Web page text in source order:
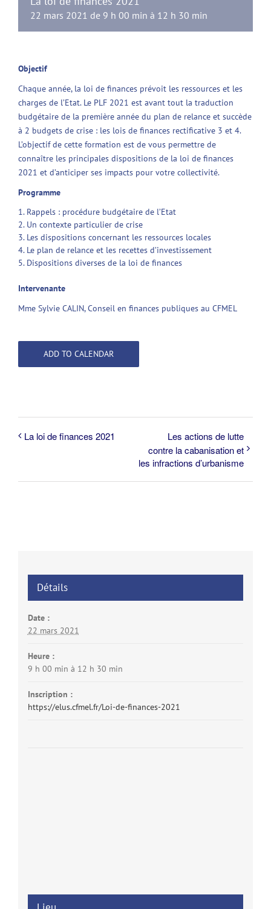
22 mars 2021 de 9 h 00 min à 12 h 30 min
Objectif
Chaque année, la loi de finances prévoit les ressources et les
charges de l’Etat. Le PLF 2021 est avant tout la traduction
budgétaire de la première année du plan de relance et succède
à 2 budgets de crise : les lois de finances rectificative 3 et 4.
L’objectif de cette formation est de vous permettre de
connaître les principales dispositions de la loi de finances
2021 et d’anticiper ses impacts pour votre collectivité.
Programme
Rappels : procédure budgétaire de l’Etat
Un contexte particulier de crise
Les dispositions concernant les ressources locales
Le plan de relance et les recettes d’investissement
Dispositions diverses de la loi de finances
Intervenante
Mme Sylvie CALIN, Conseil en finances publiques au CFMEL
ADD TO CALENDAR
La loi de finances 2021
Les actions de lutte
contre la cabanisation et
les infractions d’urbanisme
Détails
Date :
22 mars 2021
Heure :
9 h 00 min à 12 h 30 min
Inscription :
https://elus.cfmel.fr/Loi-de-finances-2021